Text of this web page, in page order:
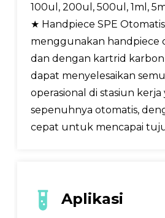
100ul, 200ul, 500ul, 1ml,
★ Handpiece SPE
menggunakan handpiece
dan dengan kartrid karbon
dapat menyelesaikan
operasional di stasiun kerja
sepenuhnya otomatis,
cepat untuk mencapai
Aplikasi